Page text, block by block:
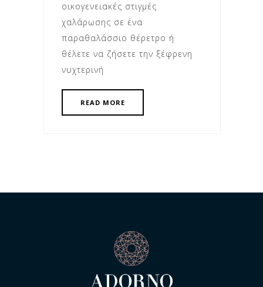
οικογενειακές στιγμές
χαλάρωσης σε ένα
παραθαλάσσιο θέρετρο ή
θέλετε να ζήσετε την ξέφρενη
νυχτερινή
READ MORE